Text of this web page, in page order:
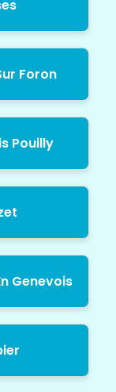
Foron
Pouilly
Genevois